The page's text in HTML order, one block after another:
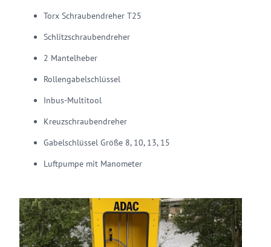
Torx Schraubendreher T25
Schlitzschraubendreher
2 Mantelheber
Rollengabelschlüssel
Inbus-Multitool
Kreuzschraubendreher
Gabelschlüssel Größe 8, 10, 13, 15
Luftpumpe mit Manometer